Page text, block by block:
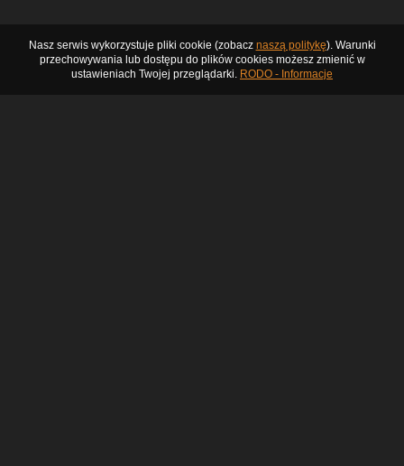
Nasz serwis wykorzystuje pliki cookie (zobacz naszą politykę). Warunki
przechowywania lub dostępu do plików cookies możesz zmienić w
ustawieniach Twojej przeglądarki. RODO - Informacje